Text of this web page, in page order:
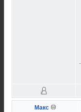
Макс